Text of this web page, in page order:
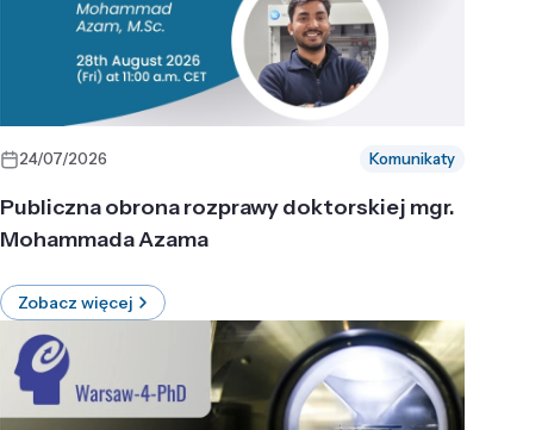
24/07/2026 Komunikaty
Publiczna obrona rozprawy doktorskiej mgr.
Mohammada Azama
Zobacz więcej